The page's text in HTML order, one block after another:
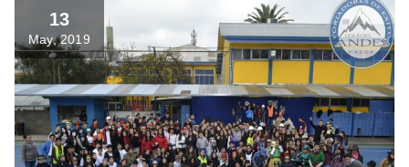
13
May, 2019